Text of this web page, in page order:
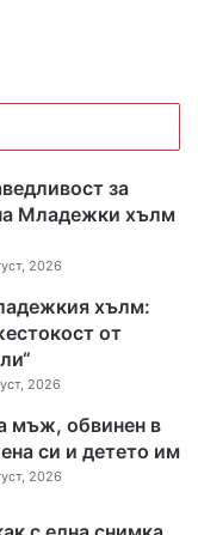
за
Младежки хълм
2026
хълм:
от
2026
мъж, обвинен в
си и детето им
2026